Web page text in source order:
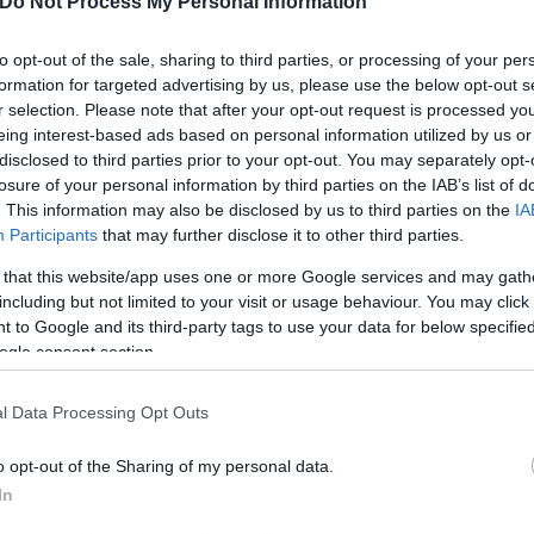
opt-out of the sale, sharing to third parties, or processing of your
for targeted advertising by us, please use the below opt-out
selection. Please note that after your opt-out request is processed
interest-based ads based on personal information utilized by us
to third parties prior to your opt-out. You may separately
of your personal information by third parties on the IAB’s list of
This information may also be disclosed by us to third parties on the
Participants that may further disclose it to other third parties.
that this website/app uses one or more Google services and may
but not limited to your visit or usage behaviour. You may
to Google and its third-party tags to use your data for below
consent section.
Data Processing Opt Outs
opt-out of the Sharing of my personal data.
Ο πρώτος ως υπουργός Οικονομικών και ο
στο υπουργείο υπό την πολιτική «σκέπη»
στον Τσακαλώτο και με τον οποίο ο χανιώτης
υπουργείο Υγείας.
προ της διάσπασης ΣΥΡΙΖΑ- θεωρούνταν και
να κλιμακώνεται μετά την ήττα του 2019.